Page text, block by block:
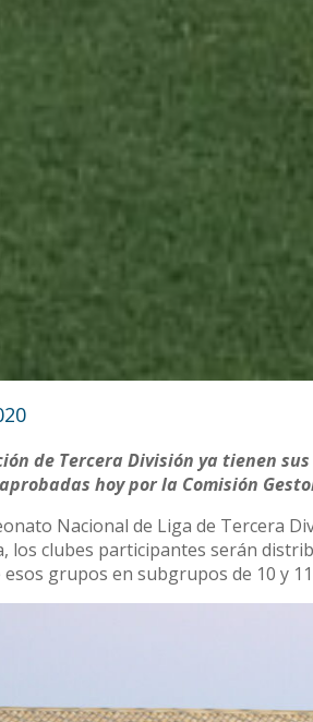
de Tercera División ya tienen
hoy por la Comisión
Nacional de Liga de Tercera
los clubes participantes serán
esos grupos en subgrupos de 10 y